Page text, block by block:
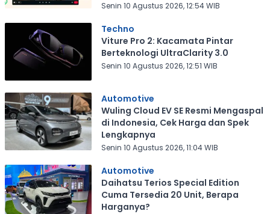
Senin 10 Agustus 2026, 12:54 WIB
Techno
Viture Pro 2: Kacamata Pintar
Berteknologi UltraClarity 3.0
Senin 10 Agustus 2026, 12:51 WIB
Automotive
Wuling Cloud EV SE Resmi Mengaspal
di Indonesia, Cek Harga dan Spek
Lengkapnya
Senin 10 Agustus 2026, 11:04 WIB
Automotive
Daihatsu Terios Special Edition
Cuma Tersedia 20 Unit, Berapa
Harganya?